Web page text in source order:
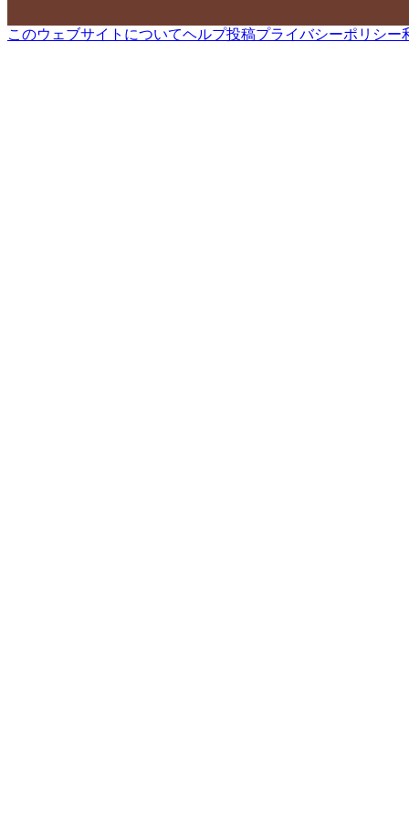
このウェブサイトについてヘルプ投稿プライバシーポリシー